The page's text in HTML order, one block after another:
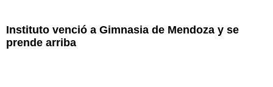
Instituto venció a Gimnasia de Mendoza y se
prende arriba